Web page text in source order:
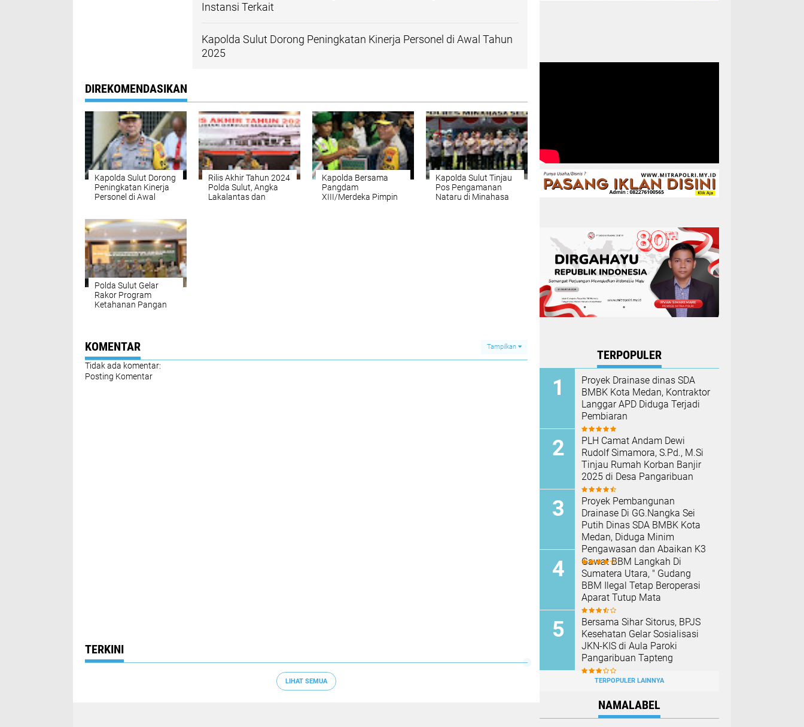
Instansi Terkait
Kapolda Sulut Dorong Peningkatan Kinerja Personel di Awal Tahun
2025
DIREKOMENDASIKAN
Kapolda Sulut Dorong
Peningkatan Kinerja
Personel di Awal
Rilis Akhir Tahun 2024
Polda Sulut, Angka
Lakalantas dan
Kapolda Bersama
Pangdam
XIII/Merdeka Pimpin
Kapolda Sulut Tinjau
Pos Pengamanan
Nataru di Minahasa
Polda Sulut Gelar
Rakor Program
Ketahanan Pangan
KOMENTAR Tampilkan
Tidak ada komentar:
Posting Komentar
TERKINI
LIHAT SEMUA
TERPOPULER
Proyek Drainase dinas SDA
BMBK Kota Medan, Kontraktor
Langgar APD Diduga Terjadi
Pembiaran
PLH Camat Andam Dewi
Rudolf Simamora, S.Pd., M.Si
Tinjau Rumah Korban Banjir
2025 di Desa Pangaribuan
Proyek Pembangunan
Drainase Di GG.Nangka Sei
Putih Dinas SDA BMBK Kota
Medan, Diduga Minim
Pengawasan dan Abaikan K3
Gawat BBM Langkah Di
Sumatera Utara, " Gudang
BBM Ilegal Tetap Beroperasi
Aparat Tutup Mata
Bersama Sihar Sitorus, BPJS
Kesehatan Gelar Sosialisasi
JKN-KIS di Aula Paroki
Pangaribuan Tapteng
TERPOPULER LAINNYA
NAMALABEL